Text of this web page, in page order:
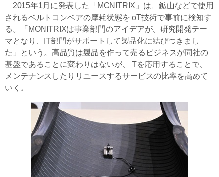
2015年1月に発表した「MONITRIX」は、鉱山などで使用
されるベルトコンベアの摩耗状態をIoT技術で事前に検知す
る。「MONITRIXは事業部門のアイデアが、研究開発テー
マとなり、IT部門がサポートして製品化に結びつきまし
た」という。高品質は製品を作って売るビジネスが同社の
基盤であることに変わりはないが、ITを応用することで、
メンテナンスしたりリユースするサービスの比率を高めて
いく。